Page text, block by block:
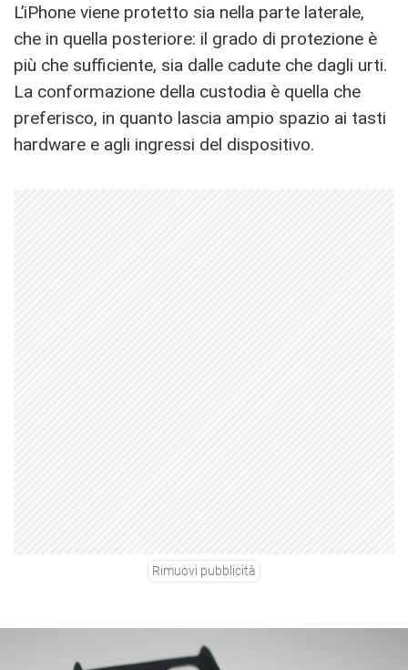
L’iPhone viene protetto sia nella parte laterale,
che in quella posteriore: il grado di protezione è
più che sufficiente, sia dalle cadute che dagli urti.
La conformazione della custodia è quella che
preferisco, in quanto lascia ampio spazio ai tasti
hardware e agli ingressi del dispositivo.
Rimuovi pubblicità